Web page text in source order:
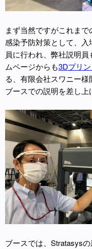
まず当然ですがこれま
感染予防対策として、
員に行われ、弊社説明
ムページからも3Dプリ
る、有限会社スワニー
ブースでの説明を差し上
ブースでは、Stratasys